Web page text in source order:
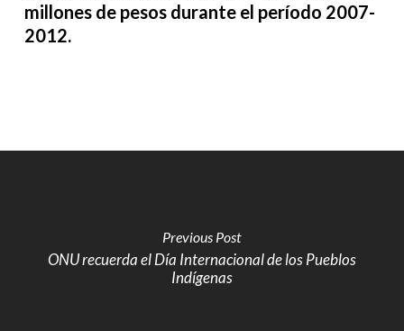
millones de pesos durante el período 2007-
2012.
Previous Post
ONU recuerda el Día Internacional de los Pueblos
Indígenas